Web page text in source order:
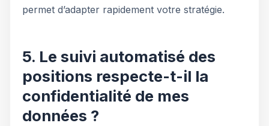
permet d’adapter rapidement votre stratégie.
5. Le suivi automatisé des
positions respecte-t-il la
confidentialité de mes
données ?